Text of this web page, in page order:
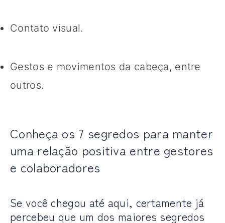
Contato visual.
Gestos e movimentos da cabeça, entre
outros.
Conheça os 7 segredos para manter
uma relação positiva entre gestores
e colaboradores
Se você chegou até aqui, certamente já
percebeu que um dos maiores segredos